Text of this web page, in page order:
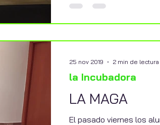
LA MAGA
El pasado viernes los
la Incubadora
25 nov 2019 2 min de lectura